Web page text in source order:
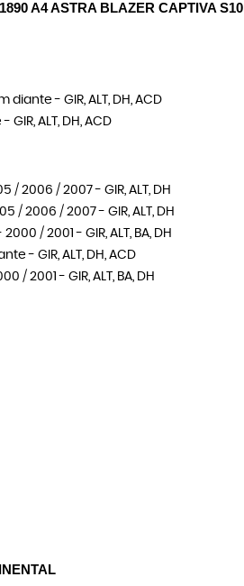
A4 ASTRA BLAZER CAPTIVA S10
- GIR, ALT, DH, ACD
ALT, DH, ACD
/ 2006 / 2007 - GIR, ALT, DH
/ 2006 / 2007 - GIR, ALT, DH
/ 2001 - GIR, ALT, BA, DH
- GIR, ALT, DH, ACD
/ 2001 - GIR, ALT, BA, DH